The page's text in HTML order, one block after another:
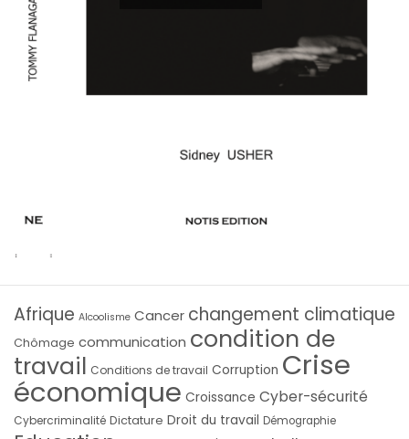
Afrique Alcoolisme Cancer changement climatique
Chômage communication condition de
travail Conditions de travail Corruption Crise
économique Croissance Cyber-sécurité
Cybercriminalité Dictature Droit du travail Démographie